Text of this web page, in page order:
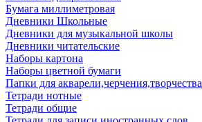
Бумага миллиметровая
Дневники Школьные
Дневники для музыкальной школы
Дневники читательские
Наборы картона
Наборы цветной бумаги
Папки для акварели,черчения,творчества
Тетради нотные
Тетради общие